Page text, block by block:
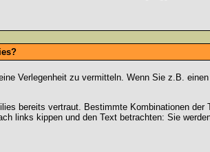
Verlegenheit zu vermitteln. Wenn Sie z.B.
bereits vertraut. Bestimmte Kombinationen der
links kippen und den Text betrachten: Sie